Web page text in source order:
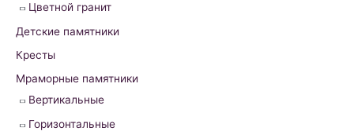
Цветной гранит
Детские памятники
Кресты
Мраморные памятники
Вертикальные
Горизонтальные